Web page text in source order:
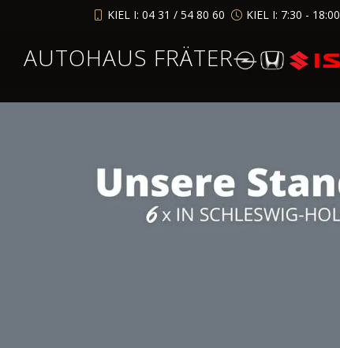
KIEL I: 04 31 / 54 80 60 KIEL I: 7:30 -
AUTOHAUS FRÄTER